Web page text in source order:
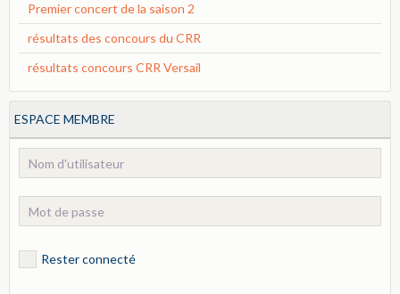
Premier concert de la saison 2
résultats des concours du CRR
résultats concours CRR Versail
ESPACE MEMBRE
Rester connecté